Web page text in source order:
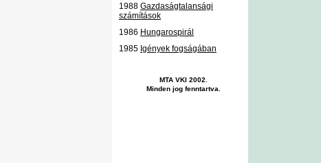
1988 Gazdaságtalansági
számítások
1986 Hungarospirál
1985 Igények fogságában
MTA VKI 2002.
Minden jog fenntartva.